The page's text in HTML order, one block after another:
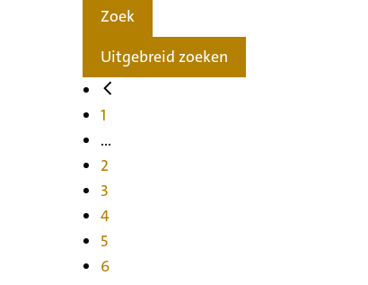
Zoek
Uitgebreid zoeken
1
...
2
3
4
5
6